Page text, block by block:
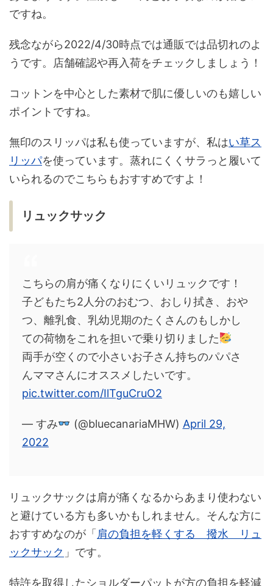
ですね。
残念ながら2022/4/30時点では通販では品切れのよ
うです。店舗確認や再入荷をチェックしましょう！
コットンを中心とした素材で肌に優しいのも嬉しい
ポイントですね。
無印のスリッパは私も使っていますが、私はい草ス
リッパを使っています。蒸れにくくサラっと履いて
いられるのでこちらもおすすめですよ！
リュックサック
こちらの肩が痛くなりにくいリュックです！
子どもたち2人分のおむつ、おしり拭き、おや
つ、離乳食、乳幼児期のたくさんのもしかし
ての荷物をこれを担いで乗り切りました
両手が空くので小さいお子さん持ちのパパさ
んママさんにオススメしたいです。
pic.twitter.com/IlTguCruO2
— すみ (@bluecanariaMHW) April 29,
2022
リュックサックは肩が痛くなるからあまり使わない
と避けている方も多いかもしれません。そんな方に
おすすめなのが「 肩の負担を軽くする 撥水 リュ
ックサック 」です。
特許を取得したショルダーパットが方の負担を軽減